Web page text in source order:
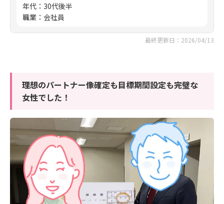
年代 ： 30代後半
職業 ： 会社員
最終更新日：2026/04/13
理想のパートナー像確定も目標期間設定も完璧な
女性でした！